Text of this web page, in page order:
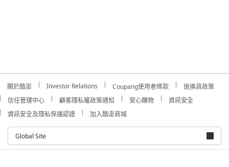
關於酷澎 Investor Relations Coupang使用者條款
退換貨政策
信任管理中心
顧客隱私權政策通知 安心購物
資訊安全
資訊安全及隱私保護認證
加入酷澎商城
Global Site